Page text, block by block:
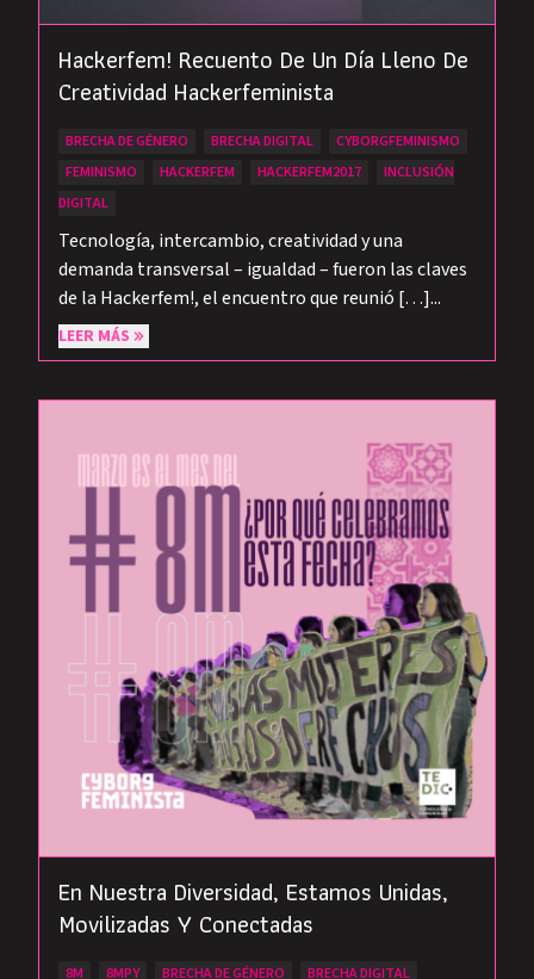
Hackerfem! Recuento De Un Día Lleno De
Creatividad Hackerfeminista
BRECHA DE GÉNERO BRECHA DIGITAL
CYBORGFEMINISMO
FEMINISMO
HACKERFEM HACKERFEM2017
INCLUSIÓN
DIGITAL
Tecnología, intercambio, creatividad y una
demanda transversal – igualdad – fueron las claves
de la Hackerfem!, el encuentro que reunió […]...
LEER MÁS
En Nuestra Diversidad, Estamos Unidas,
Movilizadas Y Conectadas
8M 8MPY BRECHA DE GÉNERO BRECHA DIGITAL